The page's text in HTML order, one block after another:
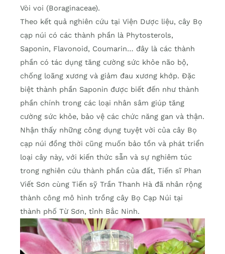
Vòi voi (Boraginaceae).
Theo kết quả nghiên cứu tại Viện Dược liệu, cây Bọ
cạp núi có các thành phần là Phytosterols,
Saponin, Flavonoid, Coumarin… đây là các thành
phần có tác dụng tăng cường sức khỏe não bộ,
chống loãng xương và giảm đau xương khớp. Đặc
biệt thành phần Saponin được biết đến như thành
phần chính trong các loại nhân sâm giúp tăng
cường sức khỏe, bảo vệ các chức năng gan và thận.
Nhận thấy những công dụng tuyệt vời của cây Bọ
cạp núi đồng thời cũng muốn bảo tồn và phát triển
loại cây này, với kiến thức sẵn và sự nghiêm túc
trong nghiên cứu thành phần của đất, Tiến sĩ Phan
Viết Sơn cùng Tiến sỹ Trần Thanh Hà đã nhân rộng
thành công mô hình trồng cây Bọ Cạp Núi tại
thành phố Từ Sơn, tỉnh Bắc Ninh.